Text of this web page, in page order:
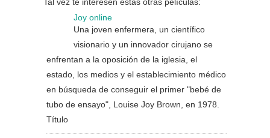
Joy online
Una joven enfermera, un científico
visionario y un innovador cirujano se
enfrentan a la oposición de la iglesia, el
estado, los medios y el establecimiento médico
en búsqueda de conseguir el primer "bebé de
tubo de ensayo", Louise Joy Brown, en 1978.
Título